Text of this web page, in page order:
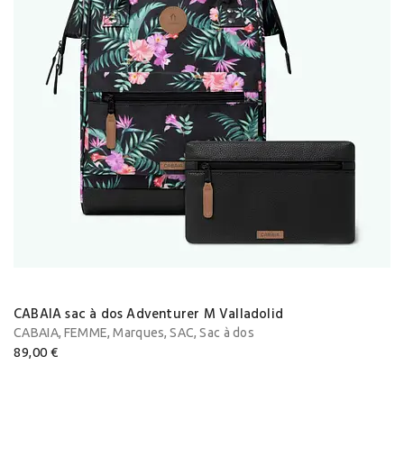
CABAIA sac à dos Adventurer M Valladolid
CABAIA, FEMME,Marques,SAC,Sac à dos
89,00 €